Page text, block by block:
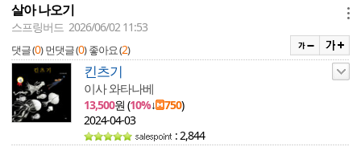
살아 나오기
스프링버드 2026/06/02 11:53
댓글 (0) 먼댓글 (0) 좋아요 (2)
킨츠기
이사 와타나베
13,500원 (10%↓ 750)
2024-04-03
: 2,844